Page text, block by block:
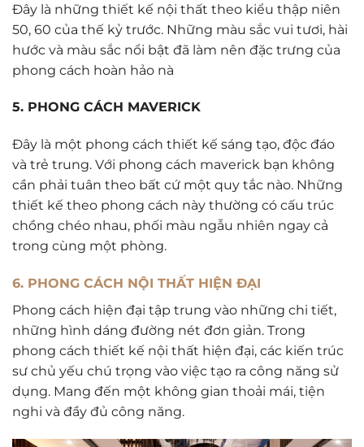
Đây là những thiết kế nội thất theo kiểu thập niên
50, 60 của thế kỷ trước. Những màu sắc vui tươi, hài
hước và màu sắc nổi bật đã làm nên đặc trưng của
phong cách hoàn hảo nà
5. PHONG CÁCH MAVERICK
Đây là một phong cách thiết kế sáng tạo, độc đáo
và trẻ trung. Với phong cách maverick bạn không
cần phải tuân theo bất cứ một quy tắc nào. Những
thiết kế theo phong cách này thường có cấu trúc
chồng chéo nhau, phối màu ngẫu nhiên ngay cả
trong cùng một phòng.
6. PHONG CÁCH NỘI THẤT HIỆN ĐẠI
Phong cách hiện đại tập trung vào những chi tiết,
những hình dáng đường nét đơn giản. Trong
phong cách thiết kế nội thất hiện đại, các kiến trúc
sư chủ yếu chú trọng vào việc tạo ra công năng sử
dụng. Mang đến một không gian thoải mái, tiện
nghi và đầy đủ công năng.